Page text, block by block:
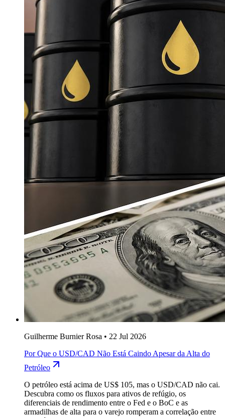
Guilherme Burnier Rosa • 22 Jul 2026
Por Que o USD/CAD Não Está Caindo Apesar da Alta do
Petróleo
O petróleo está acima de US$ 105, mas o USD/CAD não cai.
Descubra como os fluxos para ativos de refúgio, os
diferenciais de rendimento entre o Fed e o BoC e as
armadilhas de alta para o varejo romperam a correlação entre